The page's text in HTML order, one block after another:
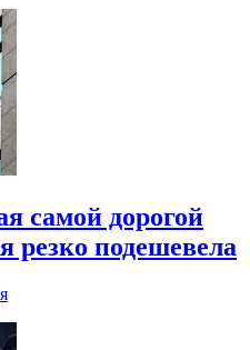
самой дорогой
резко подешевела